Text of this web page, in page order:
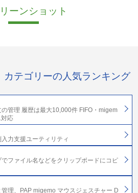
ーンショット
カテゴリーの人気ランキング
管理 履歴は最大10,000件 FIFO・migem
応
力支援ユーティリティ
ファイル名などをクリップボードにコピ
理、PAP migemo マウスジェスチャー D